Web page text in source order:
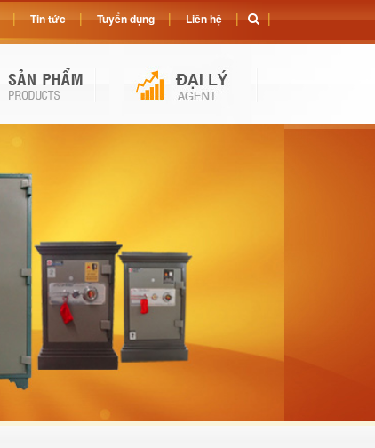
Tin tức Tuyển dụng Liên hệ